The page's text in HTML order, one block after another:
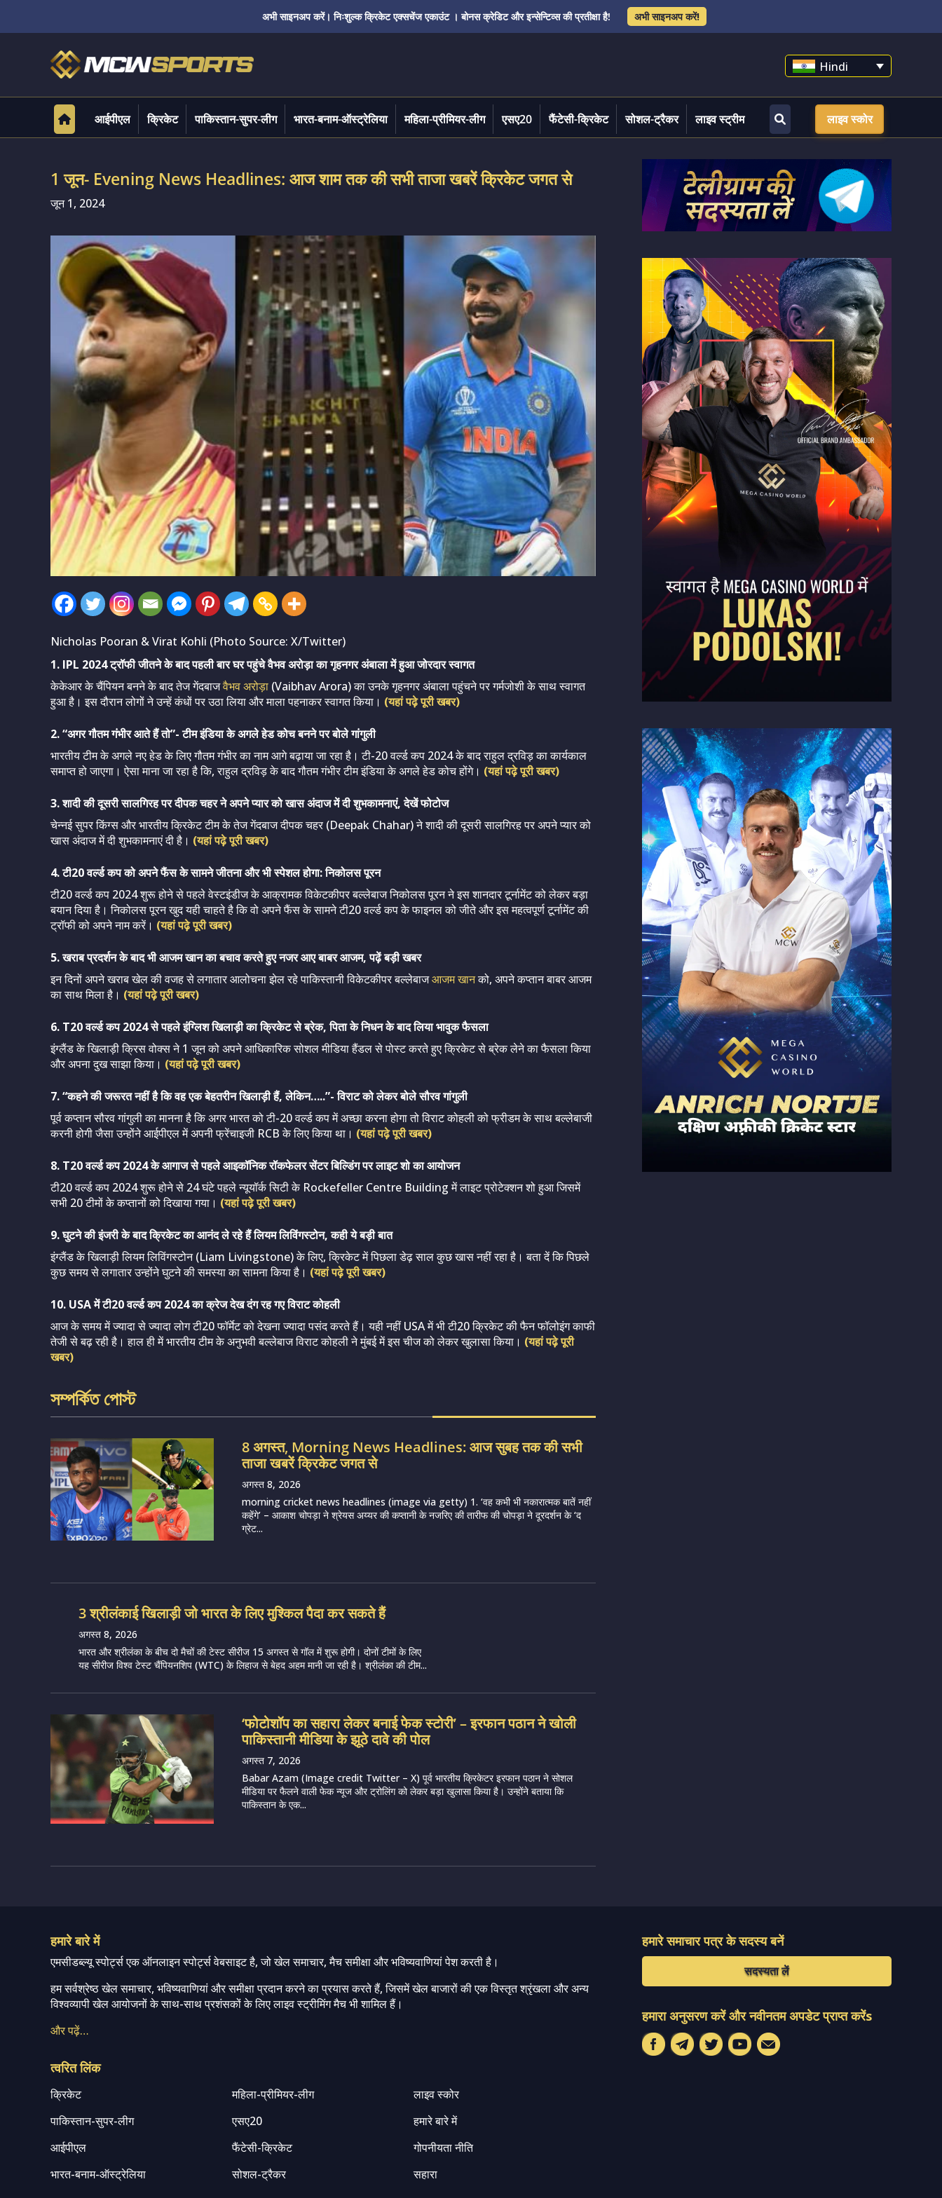
अभी साइनअप करें। निःशुल्क क्रिकेट एक्सचेंज एकाउंट । बोनस क्रेडिट और इन्सेन्टिव्स की प्रतीक्षा है! अभी साइनअप करें!
Hindi
आईपीएल क्रिकेट पाकिस्तान-सुपर-लीग भारत-बनाम-ऑस्ट्रेलिया महिला-प्रीमियर-लीग एसए20 फैंटेसी-क्रिकेट सोशल-ट्रैकर लाइव स्ट्रीम लाइव स्कोर
1 जून- Evening News Headlines: आज शाम तक की सभी ताजा खबरें क्रिकेट जगत से
जून 1, 2024
Nicholas Pooran & Virat Kohli (Photo Source: X/Twitter)
1. IPL 2024 ट्रॉफी जीतने के बाद पहली बार घर पहुंचे वैभव अरोड़ा का गृहनगर अंबाला में हुआ जोरदार स्वागत
केकेआर के चैंपियन बनने के बाद तेज गेंदबाजवैभव अरोड़ा (Vaibhav Arora) का उनके गृहनगर अंबाला पहुंचने पर गर्मजोशी के साथ स्वागत
हुआ है। इस दौरान लोगों ने उन्हें कंधों पर उठा लिया और माला पहनाकर स्वागत किया। (यहां पढ़े पूरी खबर)
2. “अगर गौतम गंभीर आते हैं तो”- टीम इंडिया के अगले हेड कोच बनने पर बोले गांगुली
भारतीय टीम के अगले नए हेड के लिए गौतम गंभीर का नाम आगे बढ़ाया जा रहा है। टी-20 वर्ल्ड कप 2024 के बाद राहुल द्रविड़ का कार्यकाल
समाप्त हो जाएगा। ऐसा माना जा रहा है कि, राहुल द्रविड़ के बाद गौतम गंभीर टीम इंडिया के अगले हेड कोच होंगे। (यहां पढ़े पूरी खबर)
3. शादी की दूसरी सालगिरह पर दीपक चहर ने अपने प्यार को खास अंदाज में दी शुभकामनाएं, देखें फोटोज
चेन्नई सुपर किंग्स और भारतीय क्रिकेट टीम के तेज गेंदबाज दीपक चहर (Deepak Chahar) ने शादी की दूसरी सालगिरह पर अपने प्यार को
खास अंदाज में दी शुभकामनाएं दी है। (यहां पढ़े पूरी खबर)
4. टी20 वर्ल्ड कप को अपने फैंस के सामने जीतना और भी स्पेशल होगा: निकोलस पूरन
टी20 वर्ल्ड कप 2024 शुरू होने से पहले वेस्टइंडीज के आक्रामक विकेटकीपर बल्लेबाज निकोलस पूरन ने इस शानदार टूर्नामेंट को लेकर बड़ा
बयान दिया है। निकोलस पूरन खुद यही चाहते है कि वो अपने फैंस के सामने टी20 वर्ल्ड कप के फाइनल को जीते और इस महत्वपूर्ण टूर्नामेंट की
ट्रॉफी को अपने नाम करें। (यहां पढ़े पूरी खबर)
5. खराब प्रदर्शन के बाद भी आजम खान का बचाव करते हुए नजर आए बाबर आजम, पढ़ें बड़ी खबर
इन दिनों अपने खराब खेल की वजह से लगातार आलोचना झेल रहे पाकिस्तानी विकेटकीपर बल्लेबाजआजम खानको, अपने कप्तान बाबर आजम
का साथ मिला है। (यहां पढ़े पूरी खबर)
6. T20 वर्ल्ड कप 2024 से पहले इंग्लिश खिलाड़ी का क्रिकेट से ब्रेक, पिता के निधन के बाद लिया भावुक फैसला
इंग्लैंड के खिलाड़ी क्रिस वोक्स ने 1 जून को अपने आधिकारिक सोशल मीडिया हैंडल से पोस्ट करते हुए क्रिकेट से ब्रेक लेने का फैसला किया
और अपना दुख साझा किया। (यहां पढ़े पूरी खबर)
7. “कहने की जरूरत नहीं है कि वह एक बेहतरीन खिलाड़ी हैं, लेकिन…..”- विराट को लेकर बोले सौरव गांगुली
पूर्व कप्तान सौरव गांगुली का मानना है कि अगर भारत को टी-20 वर्ल्ड कप में अच्छा करना होगा तो विराट कोहली को फ्रीडम के साथ बल्लेबाजी
करनी होगी जैसा उन्होंने आईपीएल में अपनी फ्रेंचाइजी RCB के लिए किया था। (यहां पढ़े पूरी खबर)
8. T20 वर्ल्ड कप 2024 के आगाज से पहले आइकॉनिक रॉकफेलर सेंटर बिल्डिंग पर लाइट शो का आयोजन
टी20 वर्ल्ड कप 2024 शुरू होने से 24 घंटे पहले न्यूयॉर्क सिटी के Rockefeller Centre Building में लाइट प्रोटेक्शन शो हुआ जिसमें
सभी 20 टीमों के कप्तानों को दिखाया गया। (यहां पढ़े पूरी खबर)
9. घुटने की इंजरी के बाद क्रिकेट का आनंद ले रहे हैं लियम लिविंगस्टोन, कही ये बड़ी बात
इंग्लैंड के खिलाड़ी लियम लिविंगस्टोन (Liam Livingstone) के लिए, क्रिकेट में पिछला डेढ़ साल कुछ खास नहीं रहा है। बता दें कि पिछले
कुछ समय से लगातार उन्होंने घुटने की समस्या का सामना किया है। (यहां पढ़े पूरी खबर)
10. USA में टी20 वर्ल्ड कप 2024 का क्रेज देख दंग रह गए विराट कोहली
आज के समय में ज्यादा से ज्यादा लोग टी20 फॉर्मेट को देखना ज्यादा पसंद करते हैं। यही नहीं USA में भी टी20 क्रिकेट की फैन फॉलोइंग काफी
तेजी से बढ़ रही है। हाल ही में भारतीय टीम के अनुभवी बल्लेबाज विराट कोहली ने मुंबई में इस चीज को लेकर खुलासा किया। (यहां पढ़े पूरी
खबर)
সম্পর্কিত পোস্ট
8 अगस्त, Morning News Headlines: आज सुबह तक की सभी
ताजा खबरें क्रिकेट जगत से
अगस्त 8, 2026
morning cricket news headlines (image via getty) 1. ‘वह कभी भी नकारात्मक बातें नहीं
कहेंगे’ – आकाश चोपड़ा ने श्रेयस अय्यर की कप्तानी के नजरिए की तारीफ की चोपड़ा ने दूरदर्शन के ‘द
ग्रेट...
3 श्रीलंकाई खिलाड़ी जो भारत के लिए मुश्किल पैदा कर सकते हैं
अगस्त 8, 2026
भारत और श्रीलंका के बीच दो मैचों की टेस्ट सीरीज 15 अगस्त से गॉल में शुरू होगी। दोनों टीमों के लिए
यह सीरीज विश्व टेस्ट चैंपियनशिप (WTC) के लिहाज से बेहद अहम मानी जा रही है। श्रीलंका की टीम...
‘फोटोशॉप का सहारा लेकर बनाई फेक स्टोरी’ – इरफान पठान ने खोली
पाकिस्तानी मीडिया के झूठे दावे की पोल
अगस्त 7, 2026
Babar Azam (Image credit Twitter – X) पूर्व भारतीय क्रिकेटर इरफान पठान ने सोशल
मीडिया पर फैलने वाली फेक न्यूज और ट्रोलिंग को लेकर बड़ा खुलासा किया है। उन्होंने बताया कि
पाकिस्तान के एक...
हमारे बारे में
एमसीडब्ल्यू स्पोर्ट्स एक ऑनलाइन स्पोर्ट्स वेबसाइट है, जो खेल समाचार, मैच समीक्षा और भविष्यवाणियां पेश करती है।
हम सर्वश्रेष्ठ खेल समाचार, भविष्यवाणियां और समीक्षा प्रदान करने का प्रयास करते हैं, जिसमें खेल बाजारों की एक विस्तृत श्रृंखला और अन्य
विश्वव्यापी खेल आयोजनों के साथ-साथ प्रशंसकों के लिए लाइव स्ट्रीमिंग मैच भी शामिल हैं।
और पढ़ें…
त्वरित लिंक
क्रिकेट महिला-प्रीमियर-लीग
लाइव स्कोर
पाकिस्तान-सुपर-लीग
एसए20
हमारे बारे में
आईपीएल
फैंटेसी-क्रिकेट
गोपनीयता नीति
भारत-बनाम-ऑस्ट्रेलिया
सोशल-ट्रैकर सहारा
हमारे समाचार पत्र के सदस्य बनें
सदस्यता लें
हमारा अनुसरण करें और नवीनतम अपडेट प्राप्त करेंs